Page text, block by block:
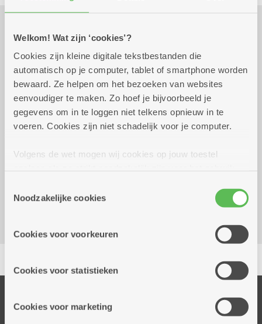
Welkom! Wat zijn ‘cookies’?
Cookies zijn kleine digitale tekstbestanden die
automatisch op je computer, tablet of smartphone worden
bewaard. Ze helpen om het bezoeken van websites
eenvoudiger te maken. Zo hoef je bijvoorbeeld je
gegevens om in te loggen niet telkens opnieuw in te
voeren. Cookies zijn niet schadelijk voor je computer.
Volgens de wet mogen wij cookies op jouw toestel
cookies hebben we jouw toestemming nodig. Sommige
cookies worden geplaatst door derde partijen die een
informatie over jouw (geanonimiseerd) gebruik van onze
partners kunnen deze gegevens combineren met andere
Noodzakelijke cookies
Cookies voor voorkeuren
Cookies voor statistieken
Cookies voor marketing
Praktisch
woensdag 12 augustus
2026
10.00 uur tot 12.00
uur
Gratis
Reserveer vervoer
Geestenspoor 73